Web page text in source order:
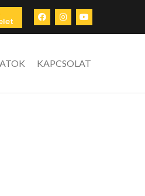
KAPCSOLAT